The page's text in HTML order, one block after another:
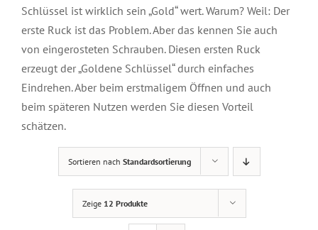
Schlüssel ist wirklich sein „Gold“ wert. Warum? Weil: Der
erste Ruck ist das Problem. Aber das kennen Sie auch
von eingerosteten Schrauben. Diesen ersten Ruck
erzeugt der „Goldene Schlüssel“ durch einfaches
Eindrehen. Aber beim erstmaligem Öffnen und auch
beim späteren Nutzen werden Sie diesen Vorteil
schätzen.
Sortieren nach Standardsortierung
Zeige 12 Produkte